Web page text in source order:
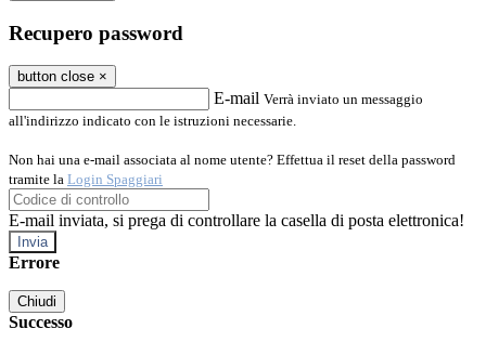
Recupero password
button close ×
E-mail Verrà inviato un messaggio
all'indirizzo indicato con le istruzioni necessarie.
Non hai una e-mail associata al nome utente? Effettua il reset della password
tramite la Login Spaggiari
E-mail inviata, si prega di controllare la casella di posta elettronica!
Errore
Chiudi
Successo